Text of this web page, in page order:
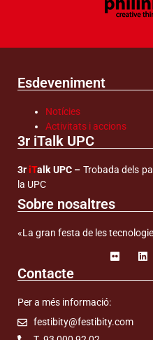
Esdeveniment
Notícies
Activitats i accions
3r iTalk UPC
3r iTalk UPC – Trobada dels
la UPC
Sobre nosaltres
«La gran festa de les
Contacte
Per a més informació:
festibity@festibity.com